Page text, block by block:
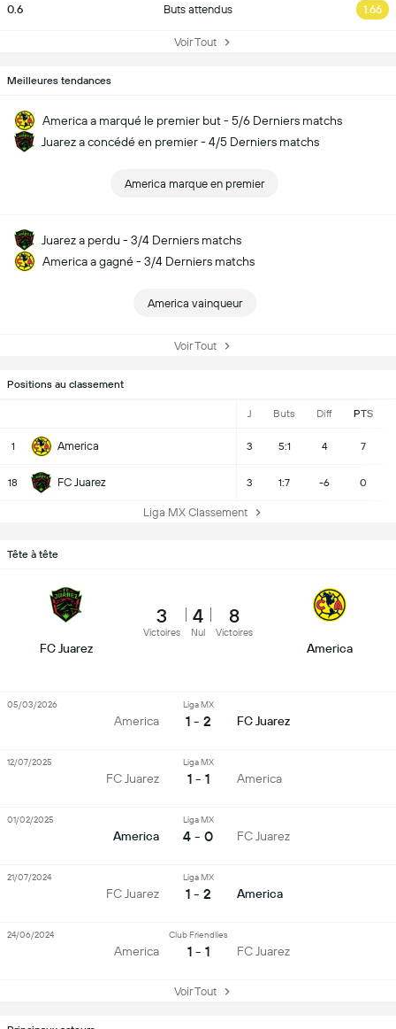
0.6 Buts attendus 1.66
Voir Tout
Meilleures tendances
America a marqué le premier but - 5/6 Derniers matchs
Juarez a concédé en premier - 4/5 Derniers matchs
America marque en premier
Juarez a perdu - 3/4 Derniers matchs
America a gagné - 3/4 Derniers matchs
America vainqueur
Voir Tout
Positions au classement
J Buts Diff PTS
1 America 3 5:1 4 7
18 FC Juarez 3 1:7 -6 0
Liga MX Classement
Tête à tête
FC Juarez
3
Victoires
4
Nul
8
Victoires
America
America
Liga MX
1 - 2 FC Juarez
05/03/2026
FC Juarez
Liga MX
1 - 1 America
12/07/2025
America
Liga MX
4 - 0 FC Juarez
01/02/2025
FC Juarez
Liga MX
1 - 2 America
21/07/2024
America
Club Friendlies
1 - 1 FC Juarez
24/06/2024
Voir Tout